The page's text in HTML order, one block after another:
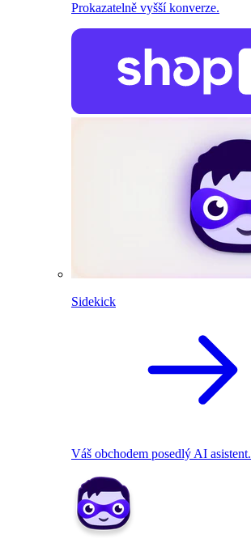
Prokazatelně vyšší konverze.
Sidekick
Váš obchodem posedlý AI asistent.